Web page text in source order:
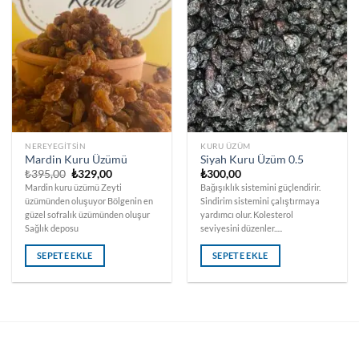
NEREYEGITSIN
Mardin Kuru Üzümü
₺395,00 Orijinal
fiyat:
₺395,00.
₺329,00Şu
andaki
fiyat:
₺329,00.
Mardin kuru üzümü Zeyti
üzümünden oluşuyor Bölgenin en
güzel sofralık üzümünden oluşur
Sağlık deposu
SEPETE EKLE
KURU ÜZÜM
Siyah Kuru Üzüm 0.5
₺300,00
Bağışıklık sistemini güçlendirir.
Sindirim sistemini çalıştırmaya
yardımcı olur. Kolesterol
seviyesini düzenler.....
SEPETE EKLE